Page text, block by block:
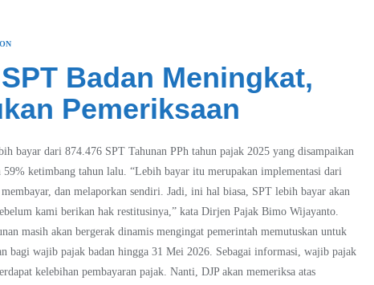
Badan Meningkat,
Pemeriksaan
bayar dari 874.476 SPT Tahunan PPh tahun pajak 2025 yang disampaikan
ketimbang tahun lalu. “Lebih bayar itu merupakan implementasi dari
dan melaporkan sendiri. Jadi, ini hal biasa, SPT lebih bayar akan
kami berikan hak restitusinya,” kata Dirjen Pajak Bimo Wijayanto.
masih akan bergerak dinamis mengingat pemerintah memutuskan untuk
bagi wajib pajak badan hingga 31 Mei 2026. Sebagai informasi, wajib pajak
kelebihan pembayaran pajak. Nanti, DJP akan memeriksa atas